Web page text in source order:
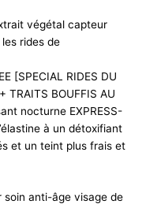
végétal capteur
rides de
[SPECIAL RIDES DU
TRAITS BOUFFIS AU
nocturne EXPRESS-
à un détoxifiant
et un teint plus frais et
soin anti-âge visage de